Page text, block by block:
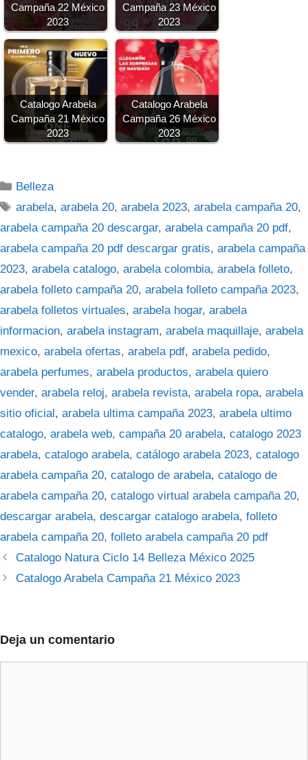
Campaña 22 México
2023
Campaña 23 México
2023
Catalogo Arabela
Campaña 21 México
2023
Catalogo Arabela
Campaña 26 México
2023
Categorías
Belleza
Etiquetas
arabela,arabela 20,arabela 2023,arabela campaña 20,
arabela campaña 20 descargar, arabela campaña 20 pdf,
arabela campaña 20 pdf descargar gratis, arabela campaña
2023, arabela catalogo, arabela colombia, arabela folleto,
arabela folleto campaña 20, arabela folleto campaña 2023,
arabela folletos virtuales, arabela hogar, arabela
informacion, arabela instagram, arabela maquillaje, arabela
mexico, arabela ofertas, arabela pdf, arabela pedido,
arabela perfumes, arabela productos, arabela quiero
vender, arabela reloj, arabela revista, arabela ropa, arabela
sitio oficial , arabela ultima campaña 2023, arabela ultimo
catalogo, arabela web, campaña 20 arabela, catalogo 2023
arabela, catalogo arabela, catálogo arabela 2023, catalogo
arabela campaña 20, catalogo de arabela, catalogo de
arabela campaña 20, catalogo virtual arabela campaña 20,
descargar arabela, descargar catalogo arabela, folleto
arabela campaña 20, folleto arabela campaña 20 pdf
Catalogo Natura Ciclo 14 Belleza México 2025
Catalogo Arabela Campaña 21 México 2023
Deja un comentario